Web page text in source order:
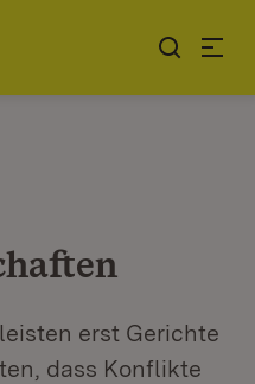
erst Gerichte
dass Konflikte